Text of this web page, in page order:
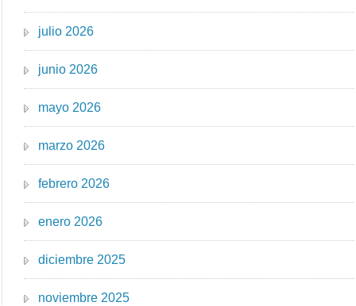
julio 2026
junio 2026
mayo 2026
marzo 2026
febrero 2026
enero 2026
diciembre 2025
noviembre 2025